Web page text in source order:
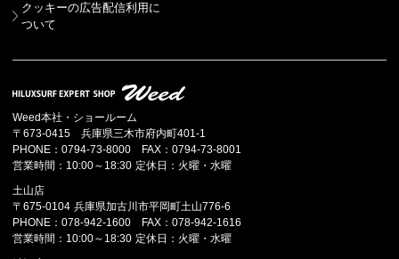
クッキーの広告配信利用に
ついて
Weed本社・ショールーム
〒673-0415 兵庫県三木市府内町401-1
PHONE：0794-73-8000 FAX：0794-73-8001
営業時間：10:00～18:30 定休日：火曜・水曜
土山店
〒675-0104 兵庫県加古川市平岡町土山776-6
PHONE：078-942-1600 FAX：078-942-1616
営業時間：10:00～18:30 定休日：火曜・水曜